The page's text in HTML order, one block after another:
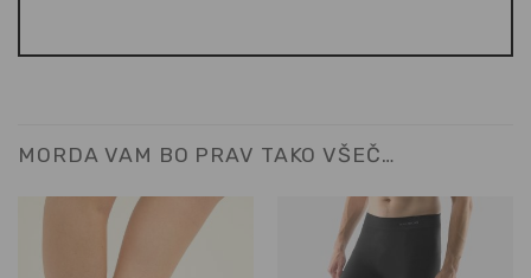
MORDA VAM BO PRAV TAKO VŠEČ…